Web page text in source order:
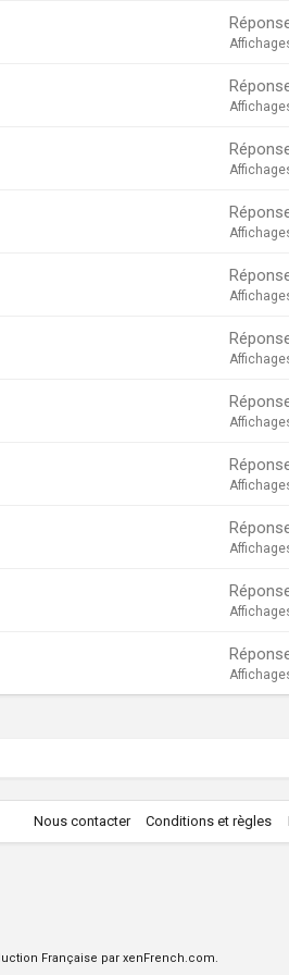
Nous contacter Conditions et règles
Française par xenFrench.com.